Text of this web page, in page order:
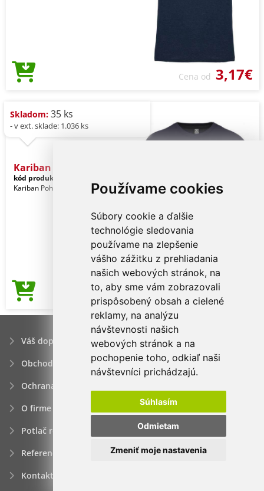
Používame cookies
Súbory cookie a ďalšie
technológie sledovania
používame na zlepšenie
vášho zážitku z prehliadania
našich webových stránok, na
to, aby sme vám zobrazovali
prispôsobený obsah a cielené
reklamy, na analýzu
návštevnosti našich
webových stránok a na
pochopenie toho, odkiaľ naši
návštevníci prichádzajú.
Súhlasím
Odmietam
Zmeniť moje nastavenia
Cena od 3,17€
Skladom: 35 ks
- v ext. sklade: 1.036 ks
Kariban Bio150ic Men's Ro
kód produktu:
Kariban Pohlavie: Muži
Cena od 3,17€
Váš dopyt
Obchodné podmienky
Ochrana osobných údajov
O firme
Potlač reklamných predmetov
Referencie
Kontakt